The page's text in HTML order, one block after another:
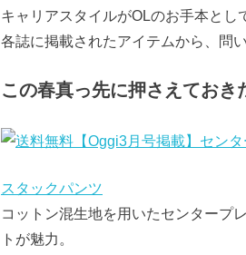
キャリアスタイルがOLのお手本とし
各誌に掲載されたアイテムから、問
この春真っ先に押さえておき
スタックパンツ
コットン混生地を用いたセンタープ
トが魅力。